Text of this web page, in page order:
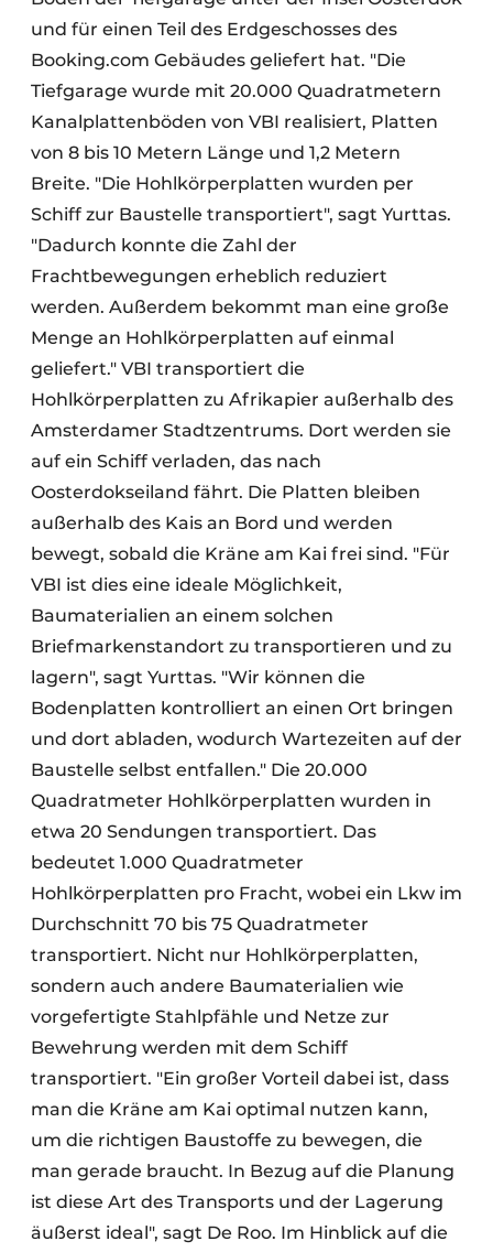
und für einen Teil des Erdgeschosses des
Booking.com Gebäudes geliefert hat. "Die
Tiefgarage wurde mit 20.000 Quadratmetern
Kanalplattenböden von VBI realisiert, Platten
von 8 bis 10 Metern Länge und 1,2 Metern
Breite. "Die Hohlkörperplatten wurden per
Schiff zur Baustelle transportiert", sagt Yurttas.
"Dadurch konnte die Zahl der
Frachtbewegungen erheblich reduziert
werden. Außerdem bekommt man eine große
Menge an Hohlkörperplatten auf einmal
geliefert." VBI transportiert die
Hohlkörperplatten zu Afrikapier außerhalb des
Amsterdamer Stadtzentrums. Dort werden sie
auf ein Schiff verladen, das nach
Oosterdokseiland fährt. Die Platten bleiben
außerhalb des Kais an Bord und werden
bewegt, sobald die Kräne am Kai frei sind. "Für
VBI ist dies eine ideale Möglichkeit,
Baumaterialien an einem solchen
Briefmarkenstandort zu transportieren und zu
lagern", sagt Yurttas. "Wir können die
Bodenplatten kontrolliert an einen Ort bringen
und dort abladen, wodurch Wartezeiten auf der
Baustelle selbst entfallen." Die 20.000
Quadratmeter Hohlkörperplatten wurden in
etwa 20 Sendungen transportiert. Das
bedeutet 1.000 Quadratmeter
Hohlkörperplatten pro Fracht, wobei ein Lkw im
Durchschnitt 70 bis 75 Quadratmeter
transportiert. Nicht nur Hohlkörperplatten,
sondern auch andere Baumaterialien wie
vorgefertigte Stahlpfähle und Netze zur
Bewehrung werden mit dem Schiff
transportiert. "Ein großer Vorteil dabei ist, dass
man die Kräne am Kai optimal nutzen kann,
um die richtigen Baustoffe zu bewegen, die
man gerade braucht. In Bezug auf die Planung
ist diese Art des Transports und der Lagerung
äußerst ideal", sagt De Roo. Im Hinblick auf die